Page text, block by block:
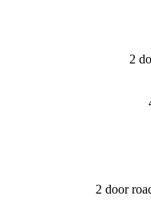
2
2 door